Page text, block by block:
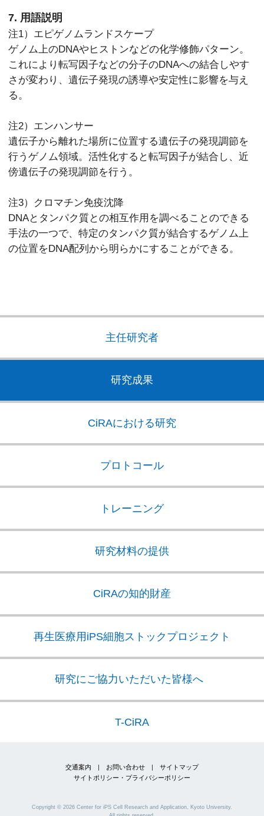
7. 用語説明
注1）エピゲノムランドスケープ
ゲノム上のDNAやヒストンなどの化学修飾パターン。
これにより転写因子などの分子のDNAへの結合しやす
さが変わり、遺伝子発現の誘導や安定性に影響を与え
る。
注2）エンハンサー
遺伝子から離れた場所に位置する遺伝子の発現調節を
行うゲノム領域。活性化すると転写因子が結合し、近
傍遺伝子の発現調節を行う。
注3）クロマチン免疫沈降
DNAとタンパク質との相互作用を調べることのできる
手法の一つで、特定のタンパク質が結合するゲノム上
の位置をDNA配列から明らかにすることができる。
主任研究者
研究成果
CiRAにおける研究
プロトコール
トレーニング
研究材料の提供
CiRAの知的財産
再生医療用iPS細胞ストックプロジェクト
研究にご協力いただいた皆様へ
T-CiRA
交通案内 | お問い合わせ | サイトマップ
サイトポリシー・プライバシーポリシー
Copyright © 2026 Center for iPS Cell Research and Application, Kyoto University.